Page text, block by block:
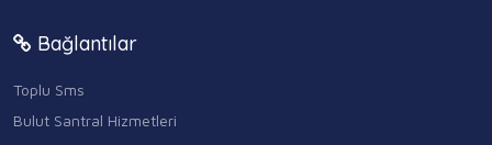
Bağlantılar
Toplu Sms
Bulut Santral Hizmetleri